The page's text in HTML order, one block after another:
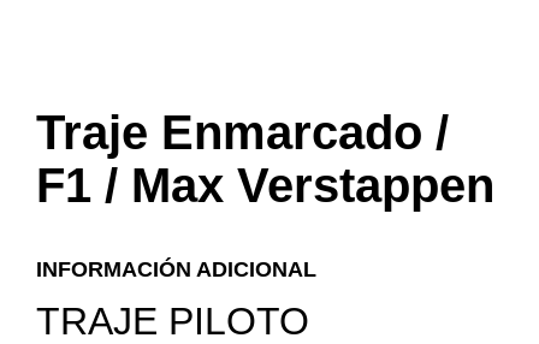
Traje Enmarcado /
F1 / Max Verstappen
INFORMACIÓN ADICIONAL
TRAJE PILOTO